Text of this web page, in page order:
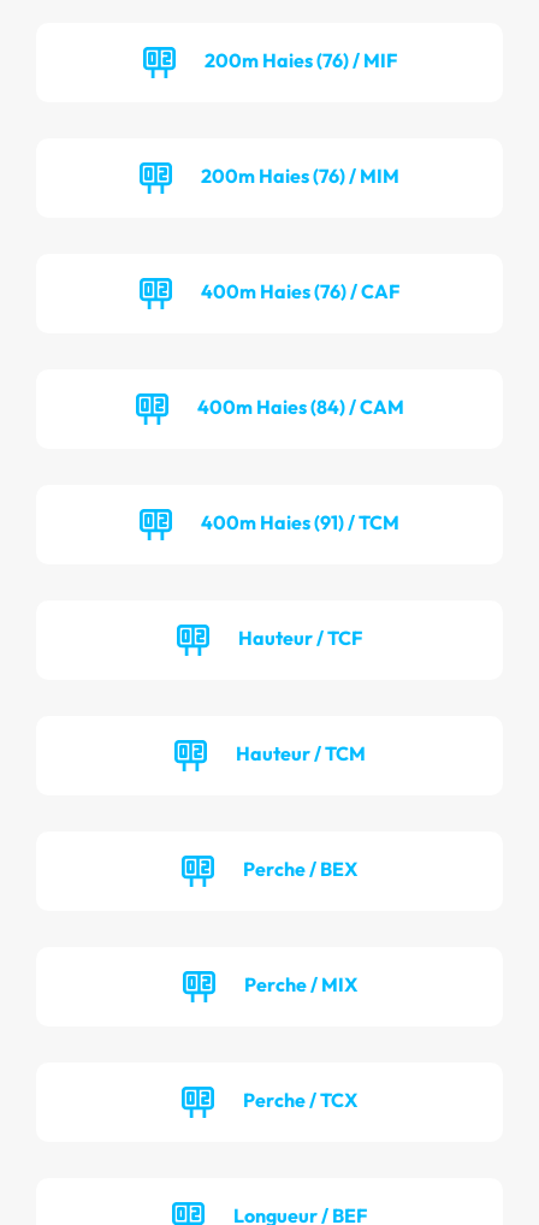
200m Haies (76) / MIF
200m Haies (76) / MIM
400m Haies (76) / CAF
400m Haies (84) / CAM
400m Haies (91) / TCM
Hauteur / TCF
Hauteur / TCM
Perche / BEX
Perche / MIX
Perche / TCX
Longueur / BEF